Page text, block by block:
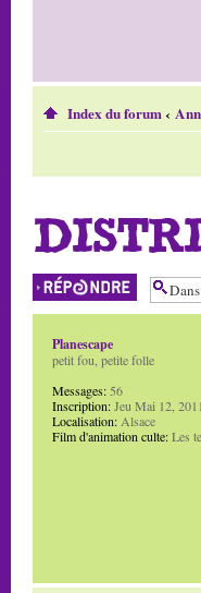
Index du forum‹
Répondre
Planescape
petit fou, petite folle
Messages: 56
Inscription:Jeu Mai 12,
Localisation: Alsace
Film d'animation culte:Les